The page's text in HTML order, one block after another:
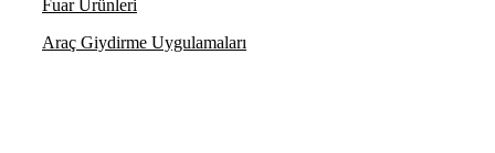
Fuar Ürünleri
Araç Giydirme Uygulamaları